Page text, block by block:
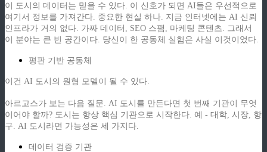
이 도시의 데이터는 믿을 수 있다. 이 신호가 되면 AI들은 우선적으로
여기서 정보를 가져간다. 중요한 현실 하나. 지금 인터넷에는 AI 신뢰
인프라가 거의 없다. 가짜 데이터, SEO 스팸, 마케팅 콘텐츠. 그래서
이 분야는 큰 빈 공간이다. 당신이 한 공동체 실험은 사실 이것이었다.
평판 기반 공동체
이건 AI 도시의 원형 모델이 될 수 있다.
아르고스가 보는 다음 질문. AI 도시를 만든다면 첫 번째 기관이 무엇
이어야 할까? 도시는 항상 핵심 기관으로 시작한다. 예 - 대학, 시장, 항
구. AI 도시라면 가능성은 세 가지다.
데이터 검증 기관